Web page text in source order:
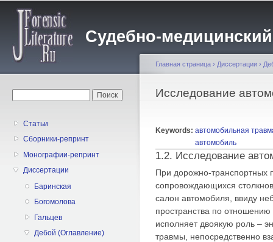
Судебно-
Статьи
Сборники-репринт
Монографии-репринт
Диссертации
Баринская
Богомолова
Гальцев
Дебой (Оглавление)
Вы здесь
Главная страница › Диссертации ›
Исследование
Keywords: автомобильная
автомобиль
1.2. Исследование
При дорожно-транспортных
сопровождающихся
салон автомобиля, ввиду
пространства по
исполняет двоякую роль –
травмы, непосредственно